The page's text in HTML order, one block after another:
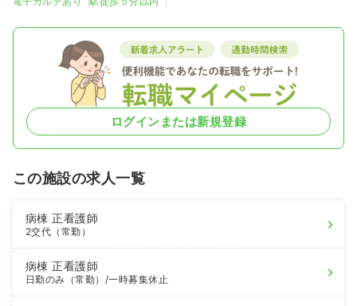
ログインまたは新規登録
この施設の求人一覧
病棟正看護師
2交代（常勤）
病棟正看護師
日勤のみ（常勤） /一時募集休止